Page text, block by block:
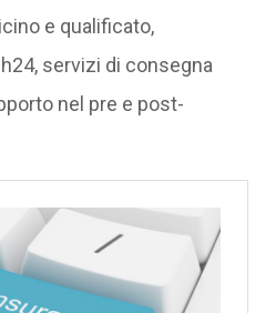
e qualificato,
servizi di consegna
nel pre e post-